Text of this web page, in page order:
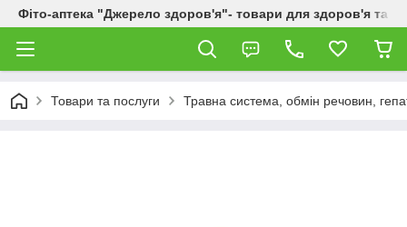
Фіто-аптека "Джерело здоров'я"- товари для здоров'я та
Товари та послуги Травна система, обмін речовин,